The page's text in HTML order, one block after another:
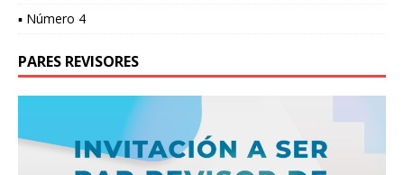
▪ Número 4
PARES REVISORES